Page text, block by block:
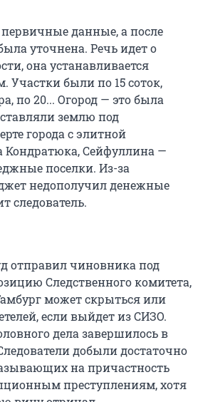
данные, а после
уточнена. Речь идет о
она устанавливается
Участки были по 15 соток,
по 20... Огород — это была
землю под
города с элитной
Кондратюка, Сейфуллина —
поселки. Из-за
недополучил денежные
следователь.
отправил чиновника под
Следственного комитета,
может скрыться или
если выйдет из СИЗО.
дела завершилось в
добыли достаточно
на причастность
преступлениям, хотя